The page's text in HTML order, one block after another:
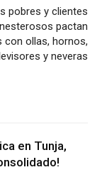
pobres y clientes
pactan
con ollas, hornos,
y neveras
en Tunja,